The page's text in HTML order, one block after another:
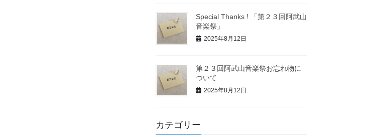
Special Thanks ! 「第２３回阿武山
音楽祭」
2025年8月12日
第２３回阿武山音楽祭お忘れ物に
ついて
2025年8月12日
カテゴリー